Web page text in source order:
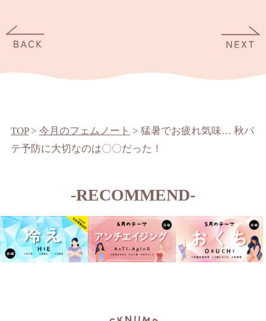
TOP> 今月のフェムノート > 猛暑でお疲れ気味… 秋バ
テ予防に大切なのは〇〇だった！
-RECOMMEND-